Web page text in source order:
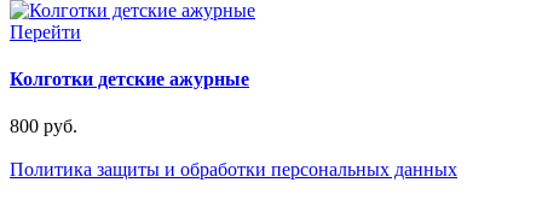
Перейти
Колготки детские ажурные
800 руб.
Политика защиты и обработки персональных данных